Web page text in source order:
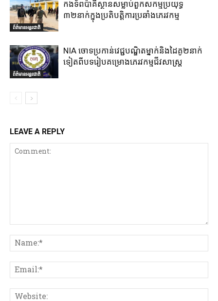
ព័ត៌មានអន្តរជាតិ
កងទ័ពប៉ាគីស្ថានសម្លាប់ពួកសកម្មប្រយុទ្ធ
៣២នាក់ក្នុងប្រតិបត្តិការប្រឆាំងភេរវកម្ម
ព័ត៌មានអន្តរជាតិ
NIA ចោទប្រកាន់វេជ្ជបណ្ឌិតម្នាក់និងដៃគូ២នាក់
ទៀតពីបទរៀបគម្រោងភេរវកម្មជីវសាស្ត្រ
LEAVE A REPLY